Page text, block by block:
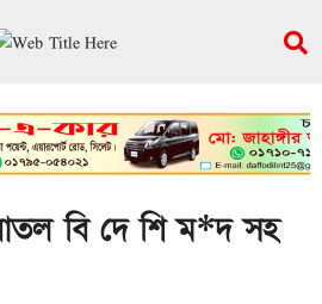
বি দে শি ম*দ সহ